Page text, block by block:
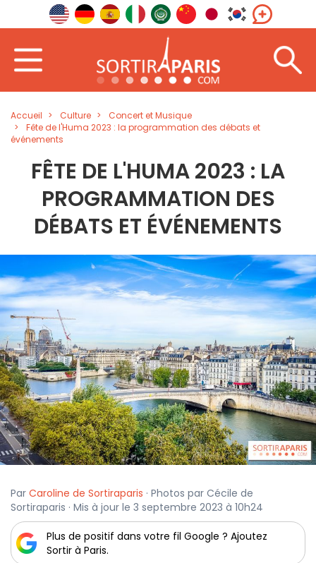
Accueil Culture
Concert et Musique
Fête de l'Huma 2023 : la programmation des débats et
événements
FÊTE DE L'HUMA 2023 : LA
PROGRAMMATION DES
DÉBATS ET ÉVÉNEMENTS
Par Caroline de Sortiraparis · Photos par Cécile de
Sortiraparis · Mis à jour le 3 septembre 2023 à 10h24
Plus de positif dans votre fil Google ? Ajoutez
Sortir à Paris.